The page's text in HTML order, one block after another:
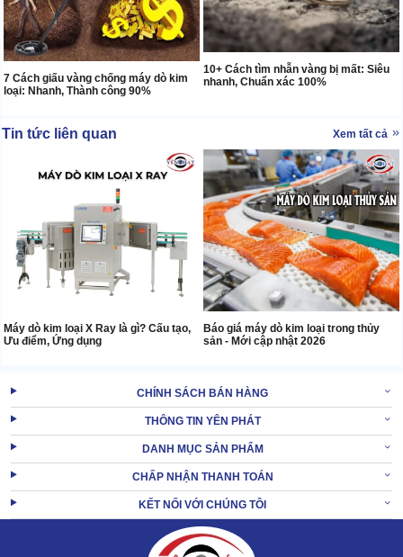
7 Cách giấu vàng chống máy dò kim
loại: Nhanh, Thành công 90%
10+ Cách tìm nhẫn vàng bị mất: Siêu
nhanh, Chuẩn xác 100%
Tin tức liên quan Xem tất cả
Máy dò kim loại X Ray là gì? Cấu tạo,
Ưu điểm, Ứng dụng
Báo giá máy dò kim loại trong thủy
sản - Mới cập nhật 2026
CHÍNH SÁCH BÁN HÀNG
THÔNG TIN YÊN PHÁT
DANH MỤC SẢN PHẨM
CHẤP NHẬN THANH TOÁN
KẾT NỐI VỚI CHÚNG TÔI